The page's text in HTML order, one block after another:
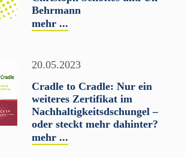
Behrmann
mehr ...
20.05.2023
Cradle to Cradle: Nur ein
weiteres Zertifikat im
Nachhaltigkeitsdschungel –
oder steckt mehr dahinter?
mehr ...